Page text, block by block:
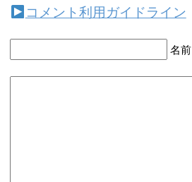
コメント利用ガイドライン
名前